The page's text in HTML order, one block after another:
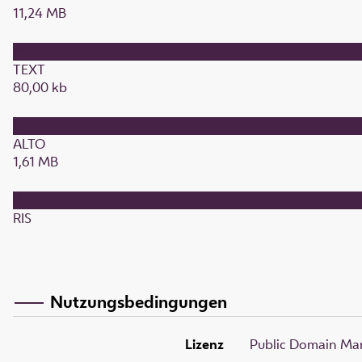
11,24 MB
TEXT
80,00 kb
ALTO
1,61 MB
RIS
Nutzungsbedingungen
Lizenz Public Domain